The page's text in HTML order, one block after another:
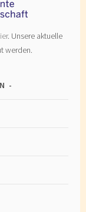
. Unsere aktuelle
werden.